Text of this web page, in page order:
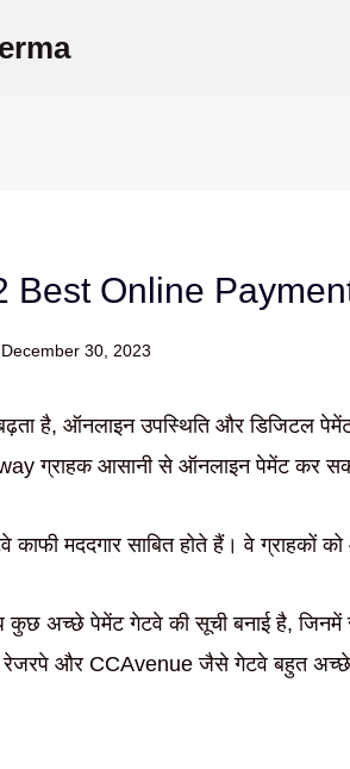
Best Online
December 30, 2023
है, ऑनलाइन उपस्थिति और डिजिटल
ग्राहक आसानी से ऑनलाइन पेमेंट कर
काफी मददगार साबित होते हैं। वे ग्राहकों
कुछ अच्छे पेमेंट गेटवे की सूची बनाई है,
रेजरपे और CCAvenue जैसे गेटवे बहुत